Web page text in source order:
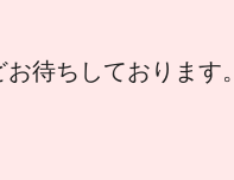
待ちしております。